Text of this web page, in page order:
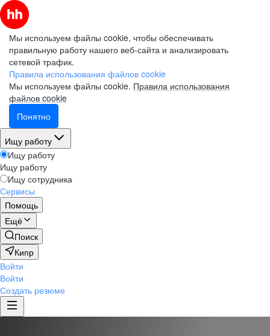
Мы используем файлы cookie, чтобы обеспечивать
правильную работу нашего веб-сайта и анализировать
сетевой трафик.
Правила использования файлов cookie
Мы используем файлы cookie. Правила использования
файлов cookie
Понятно
Ищу работу
Ищу работу
Ищу работу
Ищу сотрудника
Сервисы
Помощь
Ещё
Поиск
Кипр
Войти
Войти
Создать резюме